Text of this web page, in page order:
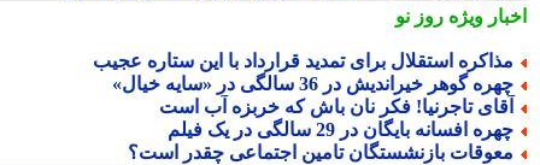
ویژهروز نو
استقلال برای تمدید قرارداد با این ستاره عجیب
گوهر خیراندیش در 36 سالگی در «سایه خیال»
تاجرنیا! فکر نان باش که خربزه آب است
افسانه بایگان در 29 سالگی در یک فیلم
بازنشستگان تامین اجتماعی چقدر است؟